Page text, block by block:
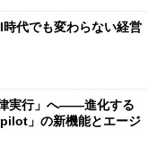
時代でも変わらない経営
律実行」へ――進化する
」の新機能とエージ